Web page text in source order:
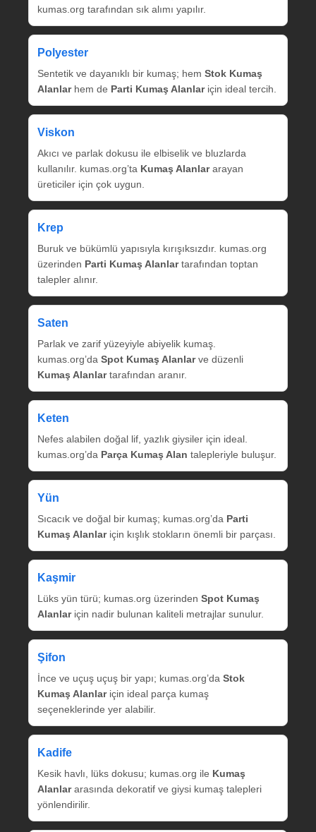
kumas.org tarafından sık alımı yapılır.
Polyester
Sentetik ve dayanıklı bir kumaş; hem Stok Kumaş
Alanlarhem de Parti Kumaş Alanlariçin ideal tercih.
Viskon
Akıcı ve parlak dokusu ile elbiselik ve bluzlarda
kullanılır. kumas.org’ta Kumaş Alanlararayan
üreticiler için çok uygun.
Krep
Buruk ve bükümlü yapısıyla kırışıksızdır. kumas.org
üzerinden Parti Kumaş Alanlartarafından toptan
talepler alınır.
Saten
Parlak ve zarif yüzeyiyle abiyelik kumaş.
kumas.org’da Spot Kumaş Alanlarve düzenli
Kumaş Alanlartarafından aranır.
Keten
Nefes alabilen doğal lif, yazlık giysiler için ideal.
kumas.org’da Parça Kumaş Alan talepleriyle buluşur.
Yün
Sıcacık ve doğal bir kumaş; kumas.org’da Parti
Kumaş Alanlariçin kışlık stokların önemli bir parçası.
Kaşmir
Lüks yün türü; kumas.org üzerinden Spot Kumaş
Alanlariçin nadir bulunan kaliteli metrajlar sunulur.
Şifon
İnce ve uçuş uçuş bir yapı; kumas.org’da Stok
Kumaş Alanlariçin ideal parça kumaş
seçeneklerinde yer alabilir.
Kadife
Kesik havlı, lüks dokusu; kumas.org ile Kumaş
Alanlararasında dekoratif ve giysi kumaş talepleri
yönlendirilir.